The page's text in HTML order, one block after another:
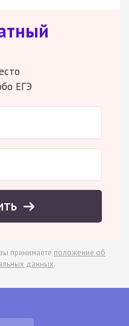
ЕГЭ
принимаете положение об
данных.